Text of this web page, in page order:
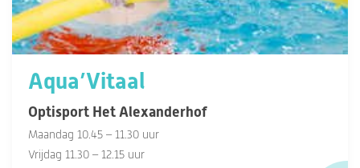
Aqua’Vitaal
Optisport Het Alexanderhof
Maandag 10.45 – 11.30 uur
Vrijdag 11.30 – 12.15 uur